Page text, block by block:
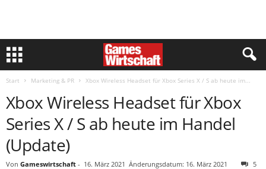
Start Marketing & PR Xbox Wireless Headset für Xbox Series X / S ab heute im...
Xbox Wireless Headset für Xbox
Series X / S ab heute im Handel
(Update)
Von Gameswirtschaft - 16. März 2021 Änderungsdatum: 16. März 2021 5